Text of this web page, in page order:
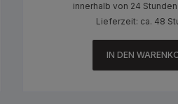
innerhalb von 24
Lieferzeit: ca. 48
IN DEN